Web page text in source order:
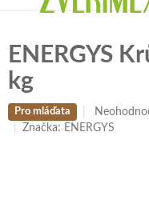
ENERGYS
kg
Pro mláďata
Průměrné
hodnocení
Značka: ENERGYS